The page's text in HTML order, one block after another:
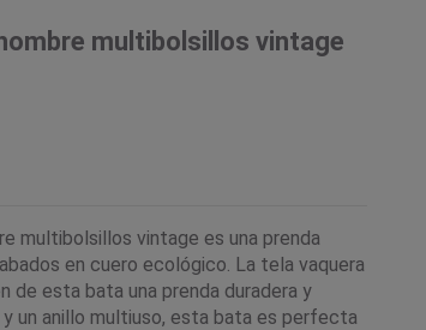
multibolsillos vintage
multibolsillos vintage es una prenda
en cuero ecológico. La tela vaquera
de esta bata una prenda duradera y
un anillo multiuso, esta bata es perfecta